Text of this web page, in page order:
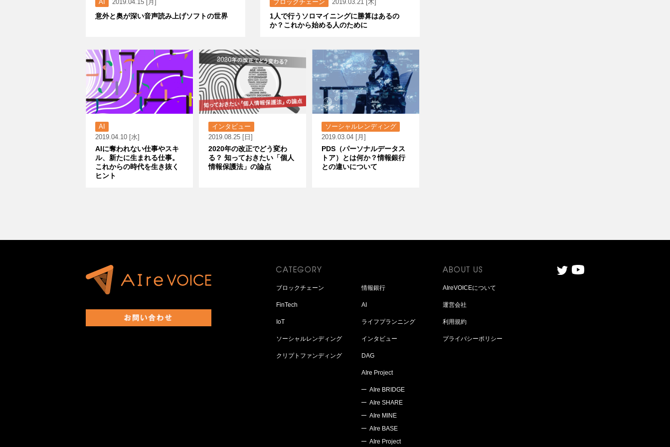
AI 2019.04.15 [月]
意外と奥が深い音声読み上げソフトの世界
ブロックチェーン 2019.03.21 [木]
1人で行うソロマイニングに勝算はあるの
か？これから始める人のために
AI
2019.04.10 [水]
AIに奪われない仕事やスキ
ル、新たに生まれる仕事。
これからの時代を生き抜く
ヒント
インタビュー
2019.08.25 [日]
2020年の改正でどう変わ
る？ 知っておきたい「個人
情報保護法」の論点
ソーシャルレンディング
2019.03.04 [月]
PDS（パーソナルデータス
トア）とは何か？情報銀行
との違いについて
ブロックチェーン
FinTech
IoT
ソーシャルレンディング
クリプトファンディング
情報銀行
AI
ライフプランニング
インタビュー
DAG
AIre Project
AIre BRIDGE
AIre SHARE
AIre MINE
AIre BASE
AIre Project
AIreVOICEについて
運営会社
利用規約
プライバシーポリシー